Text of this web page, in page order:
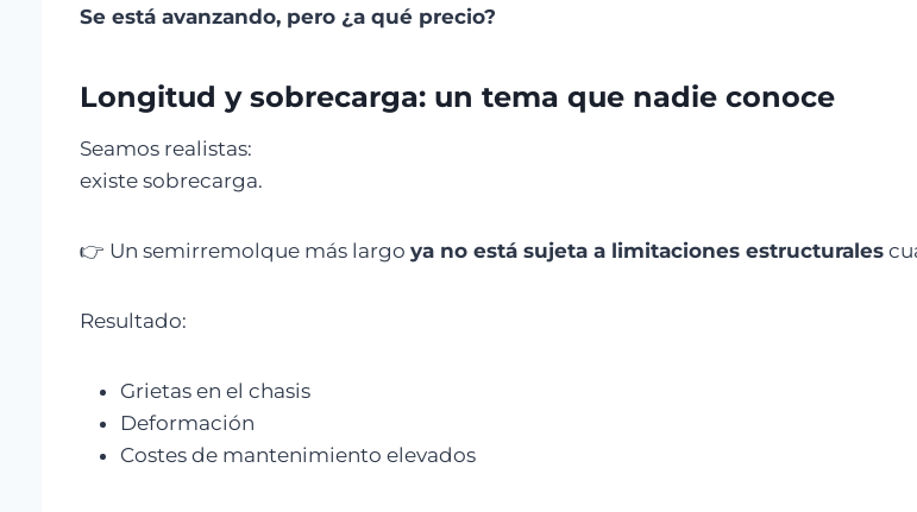
Se está avanzando, pero ¿a qué precio?
Longitud y sobrecarga: un tema que nadie conoce
Seamos realistas:
existe sobrecarga.
👉 Un semirremolque más largo ya no está sujeta a limitaciones estructurales
Resultado:
Grietas en el chasis
Deformación
Costes de mantenimiento elevados